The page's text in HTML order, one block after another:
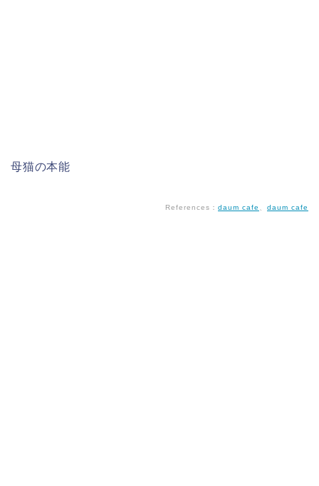
母猫の本能
References： daum cafe 、 daum cafe